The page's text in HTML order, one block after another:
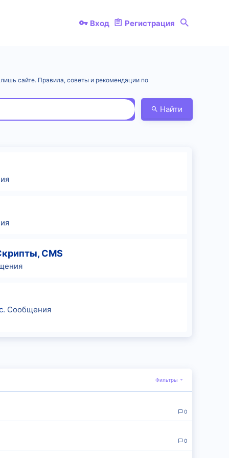
Вход Регистрация
сайте. Правила, советы и рекомендации по
Найти
CMS
Сообщения
Фильтры
0
0